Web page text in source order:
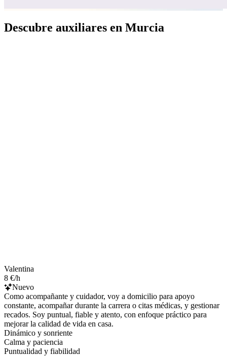
Descubre auxiliares en Murcia
Valentina
8 €/h
Nuevo
Como acompañante y cuidador, voy a domicilio para apoyo
constante, acompañar durante la carrera o citas médicas, y gestionar
recados. Soy puntual, fiable y atento, con enfoque práctico para
mejorar la calidad de vida en casa.
Dinámico y sonriente
Calma y paciencia
Puntualidad y fiabilidad